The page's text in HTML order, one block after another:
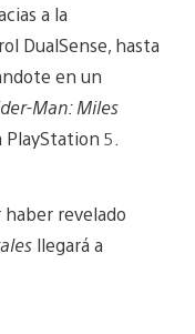
a la
DualSense, hasta
en un
Man: Miles
5.
revelado
llegará a